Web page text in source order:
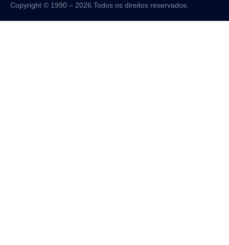
Copyright © 1990 – 2026.Todos os direitos reservados.